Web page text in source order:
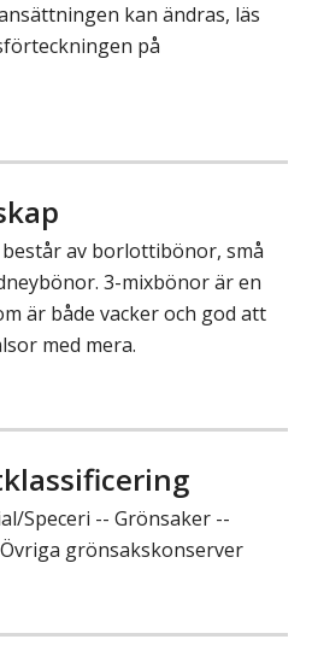
kan ändras, läs
på
av borlottibönor, små
3-mixbönor är en
är både vacker och god att
med mera.
Speceri -- Grönsaker --
grönsakskonserver